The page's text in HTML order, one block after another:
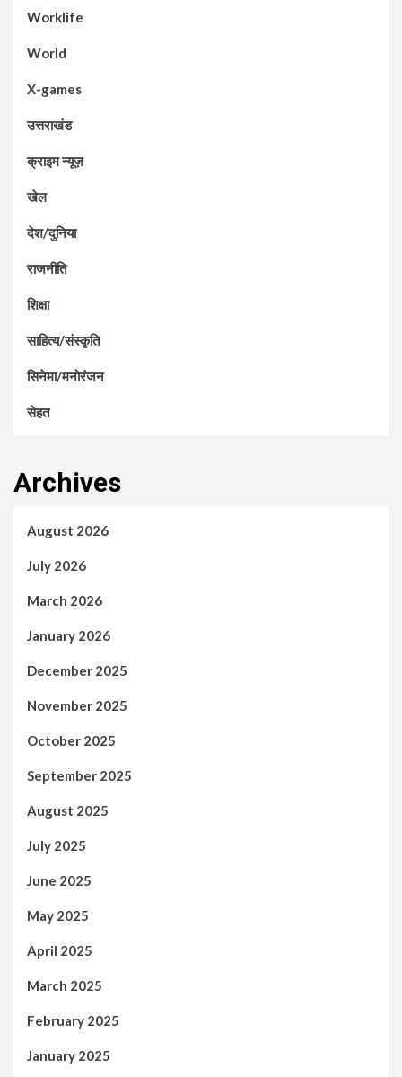
Worklife
World
X-games
उत्तराखंड
क्राइम न्यूज़
खेल
देश/दुनिया
राजनीति
शिक्षा
साहित्य/संस्कृति
सिनेमा/मनोरंजन
सेहत
Archives
August 2026
July 2026
March 2026
January 2026
December 2025
November 2025
October 2025
September 2025
August 2025
July 2025
June 2025
May 2025
April 2025
March 2025
February 2025
January 2025